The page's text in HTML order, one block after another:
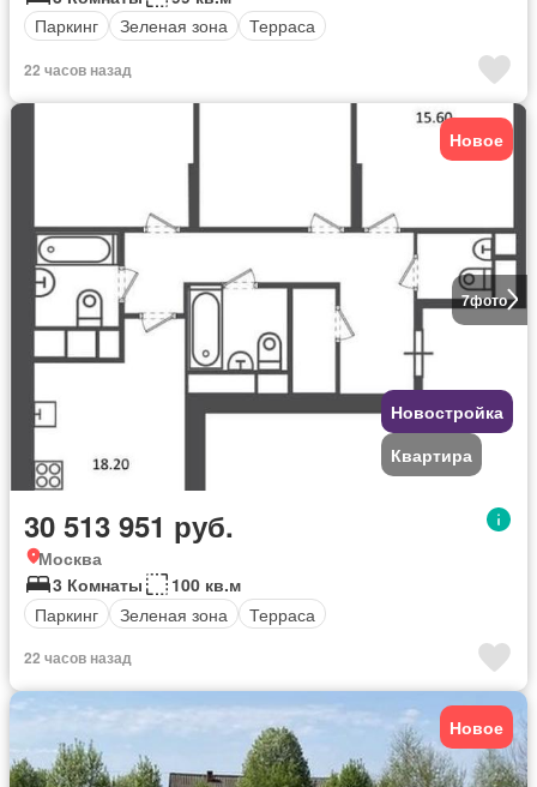
Паркинг
Зеленая зона Терраса
22 часов назад
7фото
Новое
Новостройка
Квартира
30 513 951 руб.
Москва
3 Комнаты
100 кв.м
Паркинг
Зеленая зона Терраса
22 часов назад
Новое